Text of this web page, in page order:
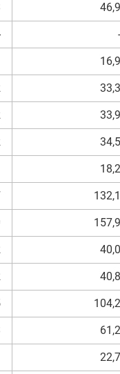
46,9
-
16,9
33,3
33,9
34,5
18,2
132,1
157,9
40,0
40,8
104,2
61,2
22,7